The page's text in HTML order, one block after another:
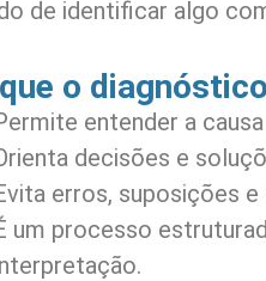
de identificar algo
o
entender a
decisões e
erros, suposições
um processo